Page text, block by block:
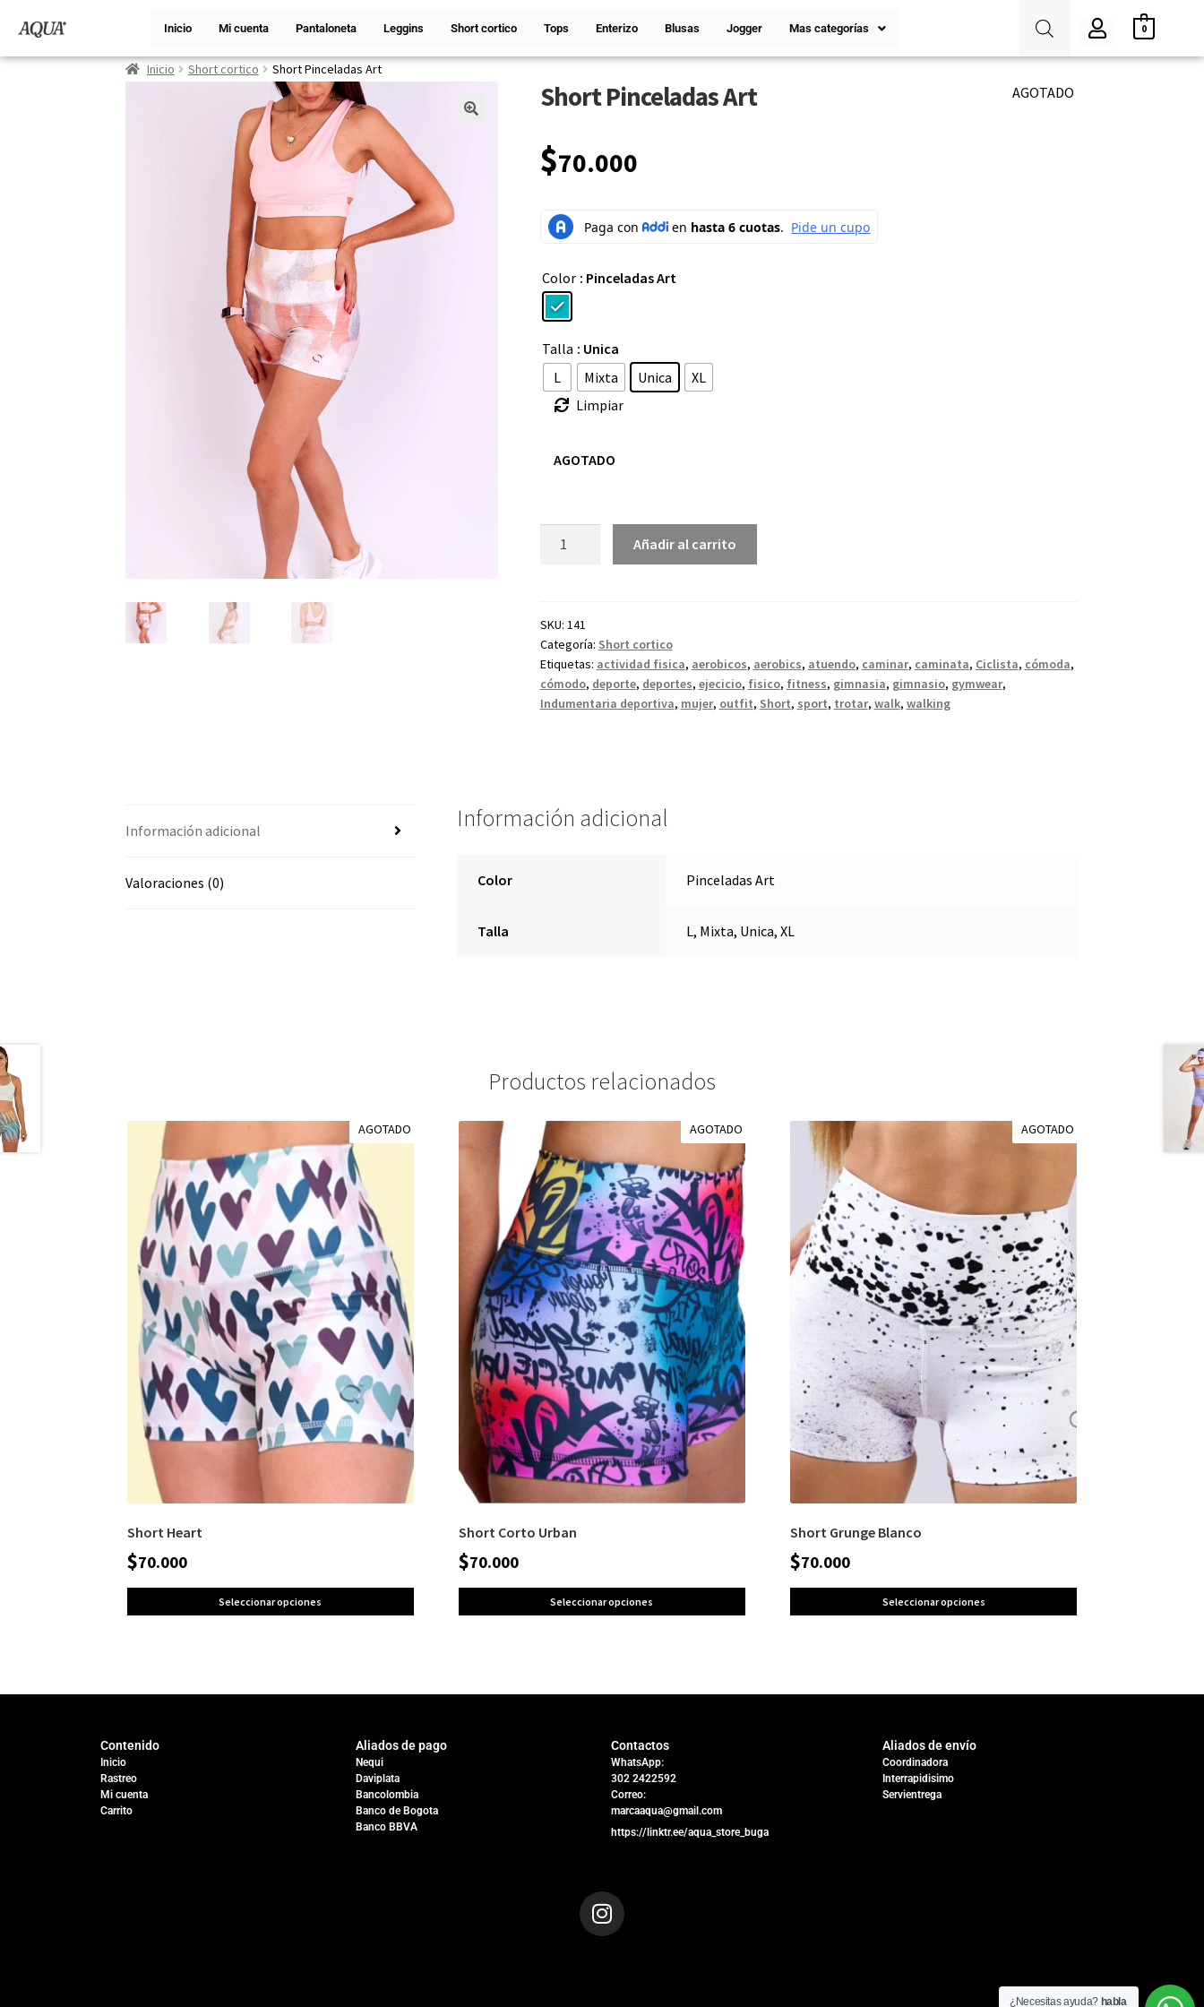
Inicio Mi cuenta Pantaloneta Leggins Short cortico Tops Enterizo Blusas Jogger Mas categorías 0
Inicio Short cortico Short Pinceladas Art
AGOTADO
Short Pinceladas Art
$70.000
Color : Pinceladas Art
Talla : Unica
L
Mixta Unica
XL
Limpiar
AGOTADO
Añadir al carrito
SKU: 141
Categoría: Short cortico
Etiquetas: actividad fisica, aerobicos, aerobics, atuendo, caminar, caminata, Ciclista, cómoda,
cómodo, deporte, deportes, ejecicio, fisico, fitness, gimnasia, gimnasio, gymwear,
Indumentaria deportiva, mujer, outfit, Short, sport, trotar, walk, walking
Información adicional
Valoraciones (0)
Información adicional
Color Pinceladas Art
Talla L, Mixta, Unica, XL
Productos relacionados
AGOTADO
Short Heart
$70.000
Seleccionar opciones
AGOTADO
Short Corto Urban
$70.000
Seleccionar opciones
AGOTADO
Short Grunge Blanco
$70.000
Seleccionar opciones
Contenido
Inicio
Rastreo
Mi cuenta
Carrito
Aliados de pago
Nequi
Daviplata
Bancolombia
Banco de Bogota
Banco BBVA
Contactos
WhatsApp:
302 2422592
Correo:
marcaaqua@gmail.com
https://linktr.ee/aqua_store_buga
Aliados de envío
Coordinadora
Interrapidisimo
Servientrega
¿Necesitas ayuda? habla